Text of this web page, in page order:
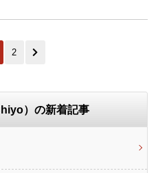
2
）の新着記事